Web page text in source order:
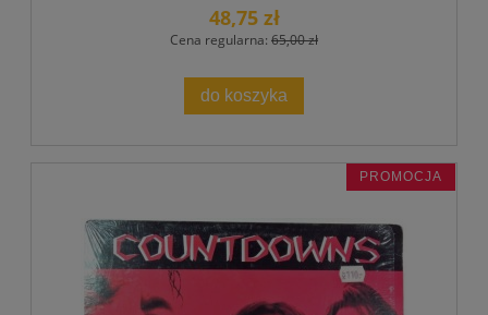
48,75 zł
Cena regularna: 65,00 zł
do koszyka
PROMOCJA